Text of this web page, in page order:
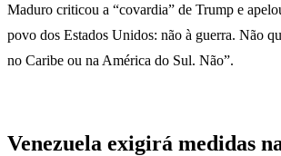
Maduro criticou a “covardia” de Trump e
povo dos Estados Unidos: não à guerra. Não
no Caribe ou na América do Sul. Não”.
Venezuela exigirá medidas